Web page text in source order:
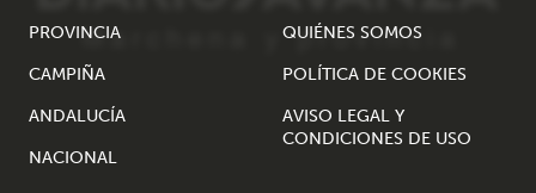
PROVINCIA
CAMPIÑA
ANDALUCÍA
NACIONAL
QUIÉNES SOMOS
POLÍTICA DE COOKIES
AVISO LEGAL Y
CONDICIONES DE USO